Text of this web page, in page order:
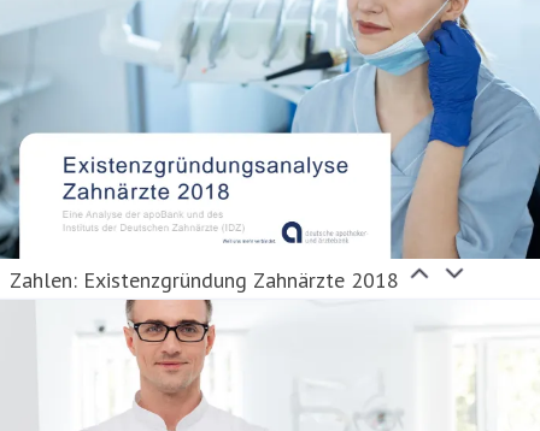
Zahlen: Existenzgründung Zahnärzte 2018